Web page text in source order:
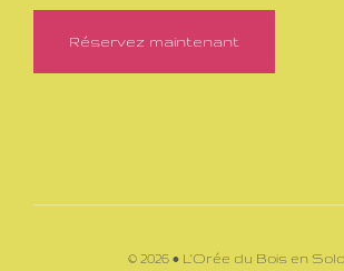
Réservez maintenant
© 2026 • L'Orée du Bois en